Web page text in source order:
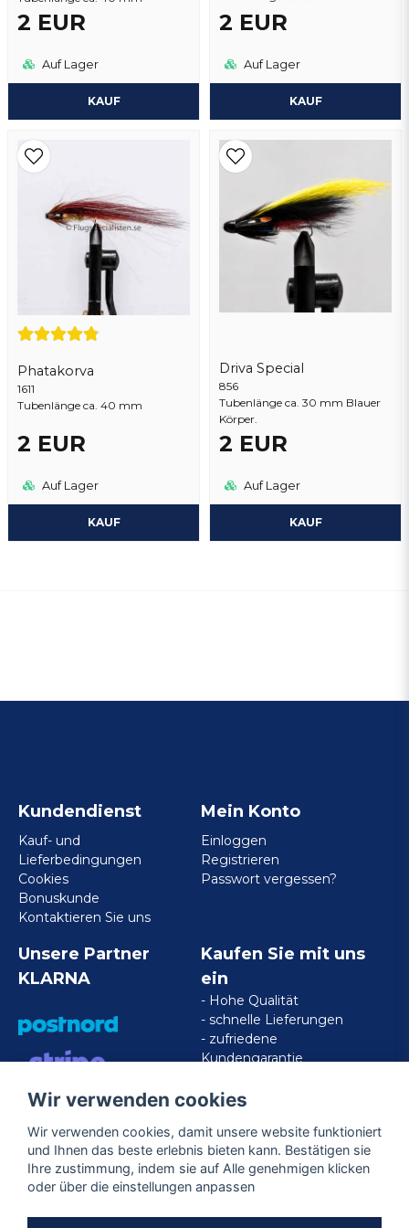
2 EUR
Auf Lager
KAUF
2 EUR
Auf Lager
KAUF
Phatakorva
1611
Tubenlänge ca. 40 mm
2 EUR
Auf Lager
KAUF
Driva Special
856
Tubenlänge ca. 30 mm Blauer
Körper.
2 EUR
Auf Lager
KAUF
Kundendienst
Kauf- und
Lieferbedingungen
Cookies
Bonuskunde
Kontaktieren Sie uns
Mein Konto
Einloggen
Registrieren
Passwort vergessen?
Unsere Partner
KLARNA
VISA/MASTERCARD/AMERICAN
EXPRESS
Kaufen Sie mit uns
ein
- Hohe Qualität
- schnelle Lieferungen
- zufriedene
Kundengarantie
Folgen Sie uns
Wir verwenden cookies
Wir verwenden cookies, damit unsere website funktioniert
und Ihnen das beste erlebnis bieten kann. Bestätigen sie
Ihre zustimmung, indem sie auf Alle genehmigen klicken
oder über die einstellungen anpassen